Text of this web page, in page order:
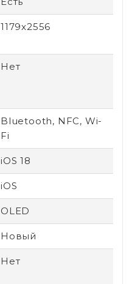
1179x2556
Нет
Bluetooth, NFC, Wi-
Fi
iOS 18
iOS
OLED
Новый
Нет